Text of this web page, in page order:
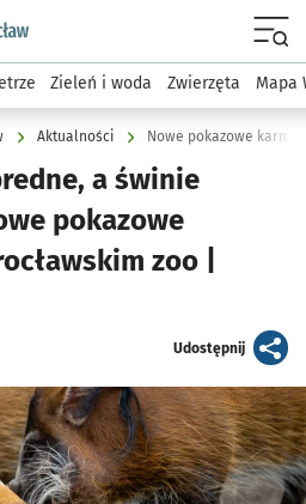
podserwis: Środowisko we
Zieleń i woda Zwierzęta Mapa
Aktualności Nowe pokazowe
a świnie
pokazowe
zoo |
Udostępnijartykuł